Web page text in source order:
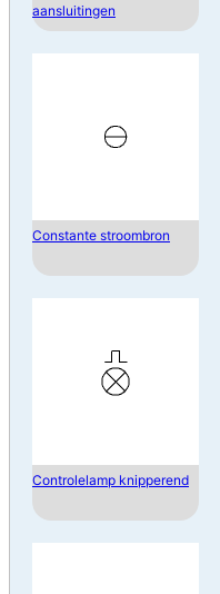
aansluitingen
Constante stroombron
Controlelamp knipperend